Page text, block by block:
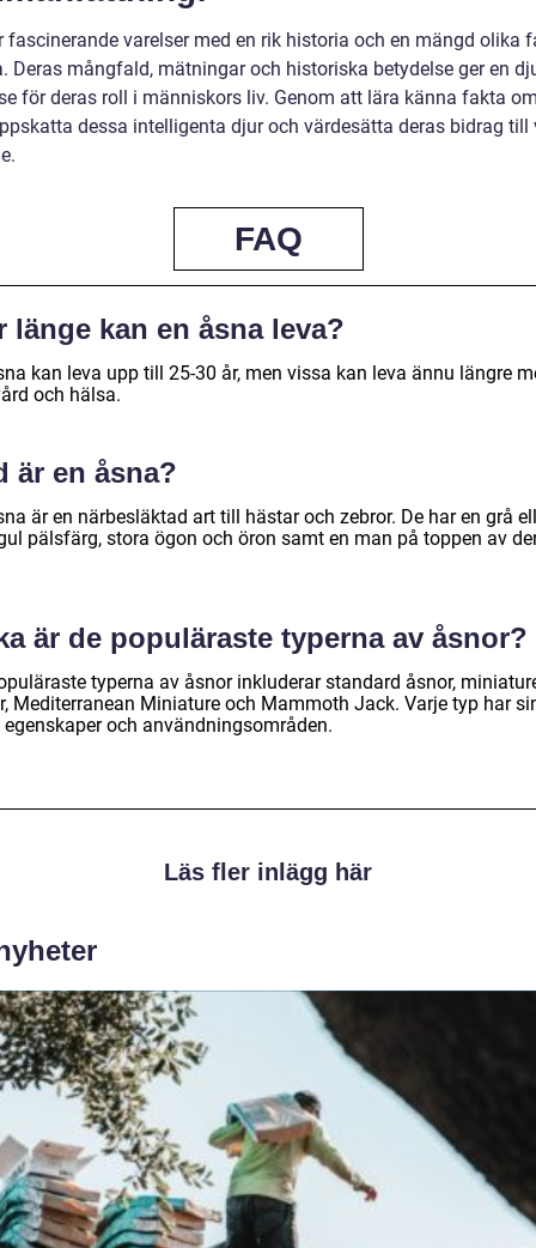
fascinerande varelser med en rik historia och en mängd olika
Deras mångfald, mätningar och historiska betydelse ger en
för deras roll i människors liv. Genom att lära känna fakta
dessa intelligenta djur och värdesätta deras bidrag till
FAQ
länge kan en åsna leva?
kan leva upp till 25-30 år, men vissa kan leva ännu längre
och hälsa.
är en åsna?
är en närbesläktad art till hästar och zebror. De har en grå
pälsfärg, stora ögon och öron samt en man på toppen av
är de populäraste typerna av åsnor?
typerna av åsnor inkluderar standard åsnor,
Mediterranean Miniature och Mammoth Jack. Varje typ har
egenskaper och användningsområden.
Läs fler inlägg här